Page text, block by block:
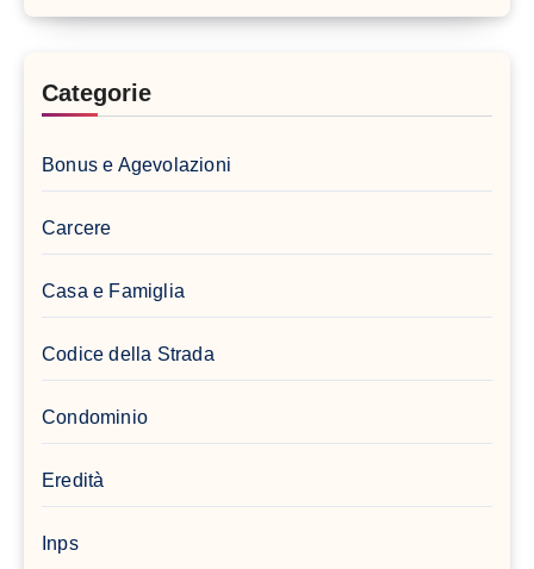
Categorie
Bonus e Agevolazioni
Carcere
Casa e Famiglia
Codice della Strada
Condominio
Eredità
Inps